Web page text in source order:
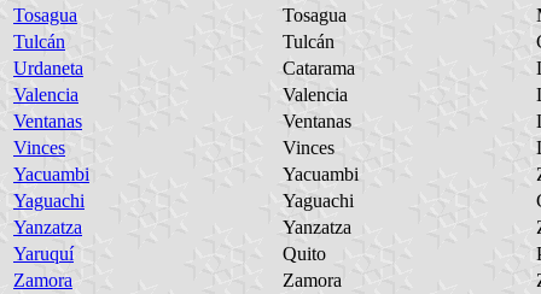
Tosagua
Tosagua
Tulcán
Tulcán
Urdaneta
Catarama
Valencia
Valencia
Ventanas
Ventanas
Vinces
Vinces
Yacuambi
Yacuambi
Yaguachi
Yaguachi
Yanzatza
Yanzatza
Yaruquí
Quito
Zamora
Zamora